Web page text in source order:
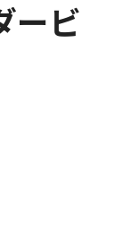
ービ